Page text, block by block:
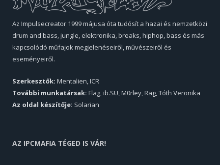
Az Impulsecreator 1999 májusa óta tudósít a hazai és nemzetközi
drum and bass, jungle, elektronika, breaks, hiphop, bass és más
kapcsolódó műfajok megjelenéseiről, művészeiről és
eseményeiről.
Szerkesztők: Mentalien, ICR
További munkatársak: Flag, ib.SU, M0rley, Rag, Tóth Veronika
Az oldal készítője: Solarian
AZ IPCMAFIA TÉGED IS VÁR!